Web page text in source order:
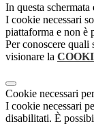
In questa
I cookie necessari
piattaforma e non è
Per conoscere quali
visionare la
Cookie necessari
I cookie necessari
disabilitati. È